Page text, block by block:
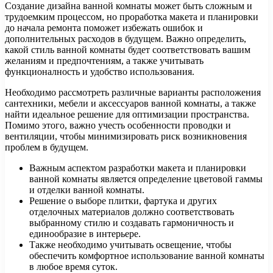
Создание дизайна ванной комнаты может быть сложным и
трудоемким процессом, но проработка макета и планировки
до начала ремонта поможет избежать ошибок и
дополнительных расходов в будущем. Важно определить,
какой стиль ванной комнаты будет соответствовать вашим
желаниям и предпочтениям, а также учитывать
функционалность и удобство использования.
Необходимо рассмотреть различные варианты расположения
сантехники, мебели и аксессуаров ванной комнаты, а также
найти идеальное решение для оптимизации пространства.
Помимо этого, важно учесть особенности проводки и
вентиляции, чтобы минимизировать риск возникновения
проблем в будущем.
Важным аспектом разработки макета и планировки
ванной комнаты является определение цветовой гаммы
и отделки ванной комнаты.
Решение о выборе плитки, фартука и других
отделочных материалов должно соответствовать
выбранному стилю и создавать гармоничность и
единообразие в интерьере.
Также необходимо учитывать освещение, чтобы
обеспечить комфортное использование ванной комнаты
в любое время суток.